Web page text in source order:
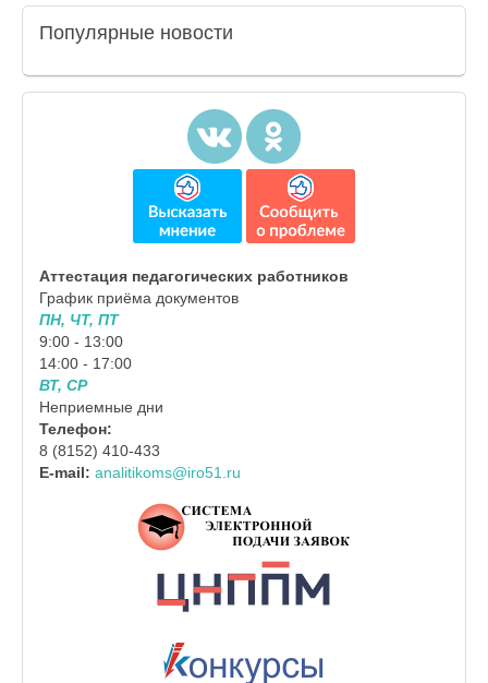
Популярные новости
Аттестация педагогических работников
График приёма документов
ПН, ЧТ, ПТ
9:00 - 13:00
14:00 - 17:00
ВТ, СР
Неприемные дни
Телефон:
8 (8152) 410-433
E-mail: analitikoms@iro51.ru